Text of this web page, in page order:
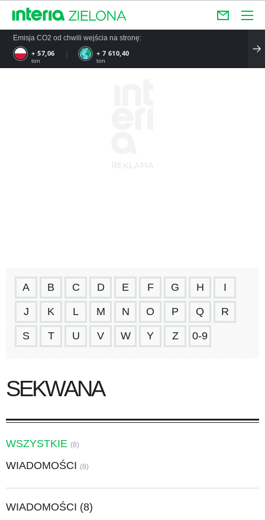
Emisja CO2 od chwili wejścia na stronę:
+ 57,06
ton
+ 7 610,40
ton
A B C D E F G H I
J K L M N O P Q R
S T U V W Y Z 0-9
SEKWANA
WSZYSTKIE (8)
WIADOMOŚCI (8)
WIADOMOŚCI (8)